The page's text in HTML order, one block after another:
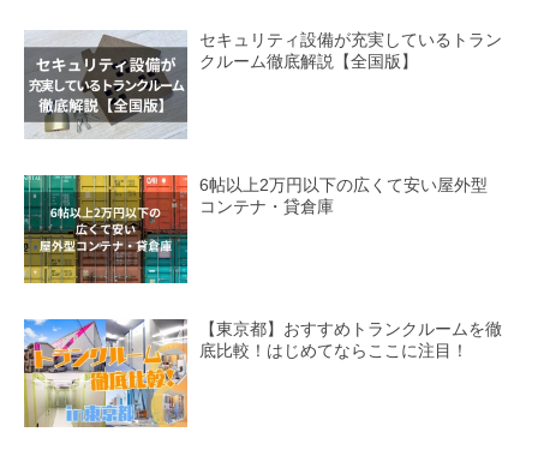
セキュリティ設備が充実しているトラン
クルーム徹底解説【全国版】
6帖以上2万円以下の広くて安い屋外型
コンテナ・貸倉庫
【東京都】おすすめトランクルームを徹
底比較！はじめてならここに注目！